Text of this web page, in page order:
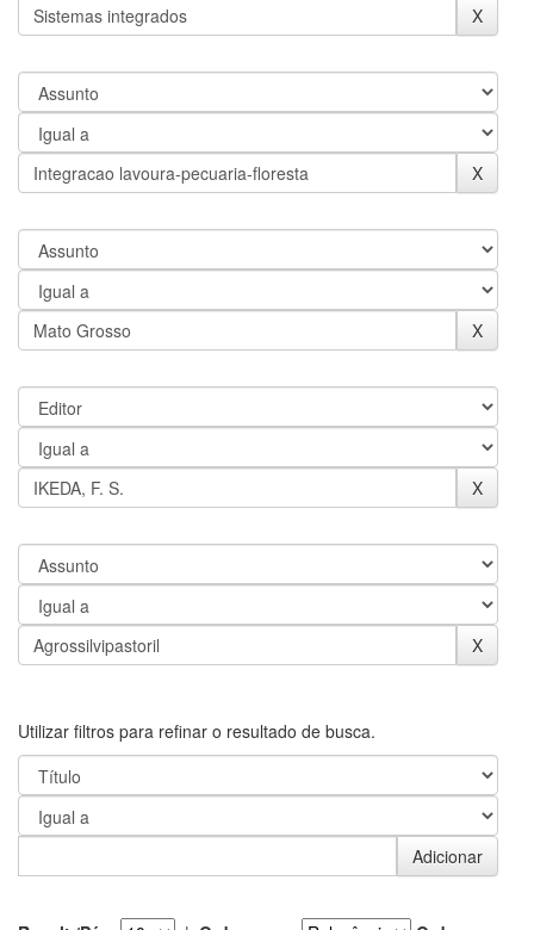
Utilizar filtros para refinar o resultado de busca.